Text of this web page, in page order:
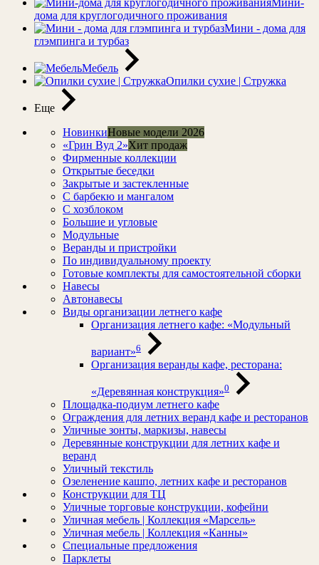
дома для круглогодичного проживания
Мини - дома для
глэмпинга и турбаз
Мебель
Опилки сухие | Стружка
Еще
НовинкиНовые модели 2026
«Грин Вуд 2»Хит продаж
Фирменные коллекции
Открытые беседки
Закрытые и застекленные
С барбекю и мангалом
С хозблоком
Большие и угловые
Модульные
Веранды и пристройки
По индивидуальному проекту
Готовые комплекты для самостоятельной сборки
Навесы
Автонавесы
Виды организации летнего кафе
Организация летнего кафе: «Модульный
вариант»6
Организация веранды кафе, ресторана:
«Деревянная конструкция»0
Площадка-подиум летнего кафе
Ограждения для летних веранд кафе и ресторанов
Уличные зонты, маркизы, навесы
Деревянные конструкции для летних кафе и
веранд
Уличный текстиль
Озеленение кашпо, летних кафе и ресторанов
Конструкции для ТЦ
Уличные торговые конструкции, кофейни
Уличная мебель | Коллекция «Марсель»
Уличная мебель | Коллекция «Канны»
Специальные предложения
Парклеты